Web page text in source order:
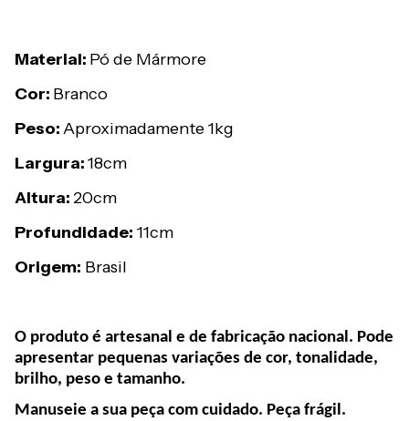
Material: Pó de Mármore
Cor: Branco
Peso:Aproximadamente 1kg
Largura:18cm
Altura: 20cm
Profundidade: 11cm
Origem: Brasil
O produto é artesanal e de fabricação nacional. Pode
apresentar pequenas variações de cor, tonalidade,
brilho, peso e tamanho.
Manuseie a sua peça com cuidado. Peça frágil.